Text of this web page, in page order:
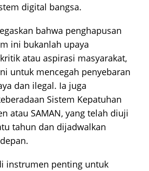
digital bangsa.
bahwa penghapusan
ini bukanlah upaya
atau aspirasi masyarakat,
untuk mencegah penyebaran
dan ilegal. Ia juga
Sistem Kepatuhan
atau SAMAN, yang telah diuji
tahun dan dijadwalkan
instrumen penting untuk